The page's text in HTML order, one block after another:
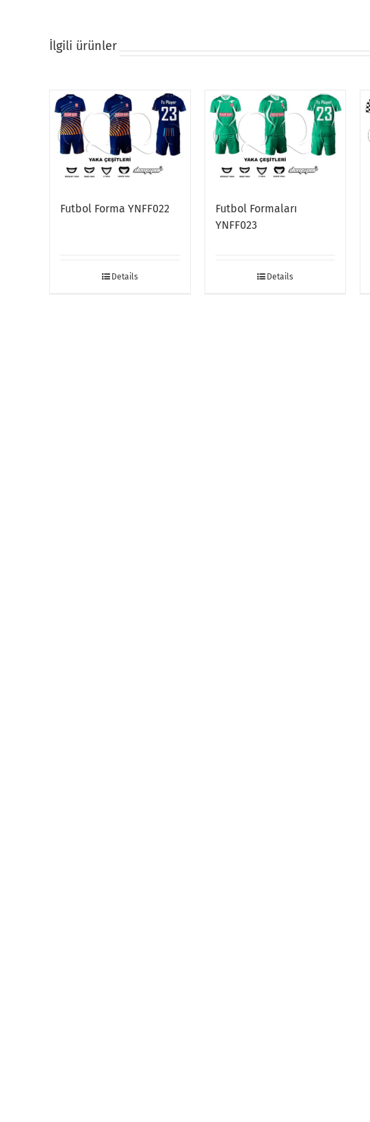
İlgili ürünler
Futbol Forma YNFF022
Details
Futbol Formaları
YNFF023
Details